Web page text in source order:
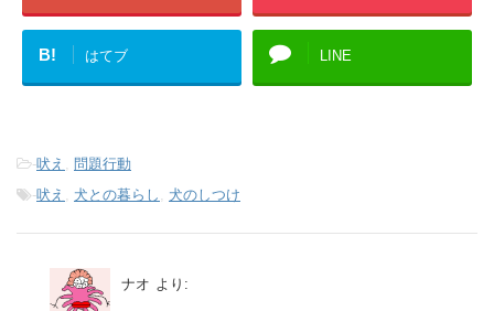
B! はてブ LINE
-吠え
問題行動
-吠え 犬との暮らし 犬のしつけ
ナオ より: